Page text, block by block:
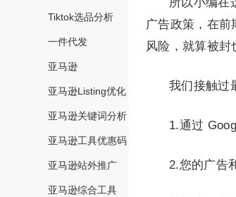
Tiktok选品分析
一件代发
亚马逊
亚马逊Listing优化
亚马逊关键词分析
亚马逊工具优惠码
亚马逊站外推广
亚马逊综合工具
广告政策，在
风险，就算被封
我们接触过
1.通过
2.您的广告